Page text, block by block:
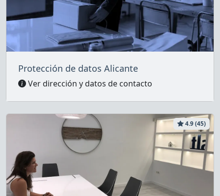
Protección de datos Alicante
Ver dirección y datos de contacto
4.9 (45)